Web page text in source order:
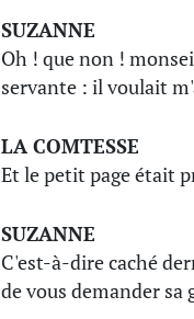
SUZANNE
Oh ! que non !
servante : il voulait
LA COMTESSE
Et le petit page était
SUZANNE
C'est-à-dire caché
de vous demander sa